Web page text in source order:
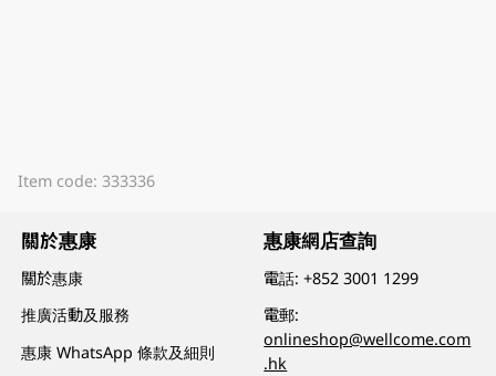
Item code: 333336
關於惠康
關於惠康
推廣活動及服務
惠康 WhatsApp 條款及細則
惠康網店查詢
電話:+852 3001 1299
電郵:
onlineshop@wellcome.com
.hk